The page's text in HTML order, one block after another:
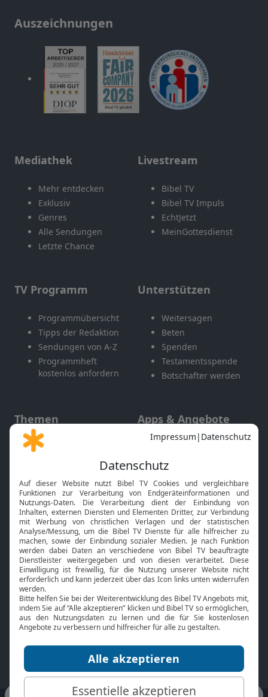
Auszeichnungen
Mediathek
Mehr entdecken
Exklusiv
Genres
Alle Sendungen
Letzte Chance
Livestream
Bibel TV
Bibel TV Impuls
EchtJetzt
MeinGottesdienst
TV Programm
Programmübersicht
Tipps der Redaktion
Sendungen von A-Z
Programmheft
kostenlos anfordern
Unterstützen
Weitersagen
Beten
Spenden
Testamentsspende
Botschafter werden
Themen
Gott und Bibel erklärt
Neuigkeiten
Apps & Angebote
Mobile App
Smart TV
HbbTV
Bibelthek Online-Bibel
Nächster Gottesdienst
Bibel TV
Über uns
Jobs
Mediadaten
Service
Kontakt
TV-Empfang